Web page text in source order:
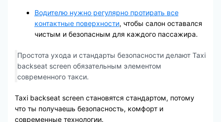
Водителю нужно регулярно протирать все
контактные поверхности, чтобы салон оставался
чистым и безопасным для каждого пассажира.
Простота ухода и стандарты безопасности делают Taxi
backseat screen обязательным элементом
современного такси.
Taxi backseat screen становятся стандартом, потому
что ты получаешь безопасность, комфорт и
современные технологии.